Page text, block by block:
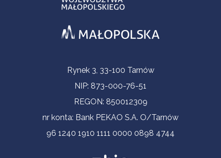
Informacje kontaktoweRynek 3, 33-100 Tarnów
NIP: 873-000-76-51
REGON: 850012309
nr konta: Bank PEKAO S.A. O/Tarnów
96 1240 1910 1111 0000 0898 4744